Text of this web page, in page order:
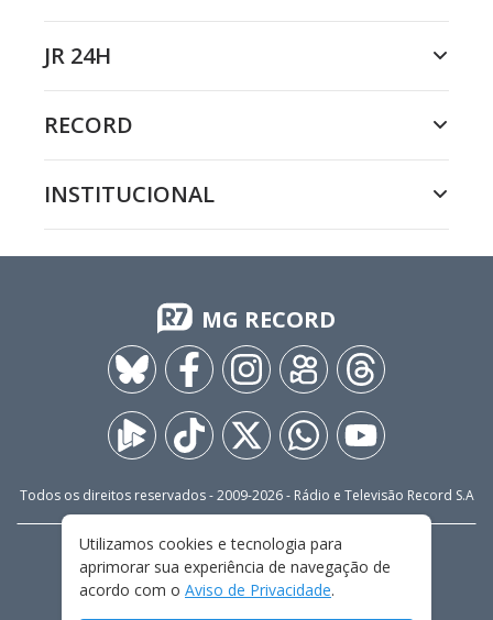
JR 24H
RECORD
INSTITUCIONAL
MG RECORD
Todos os direitos reservados - 2009-2026- Rádio e Televisão Record S.A
FALE CONOSCO
PRIVACIDADE
TERMOS E CONDIÇÕES DE USO
Utilizamos cookies e tecnologia para
aprimorar sua experiência de navegação de
acordo com o Aviso de Privacidade.